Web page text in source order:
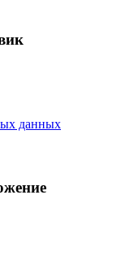
данных